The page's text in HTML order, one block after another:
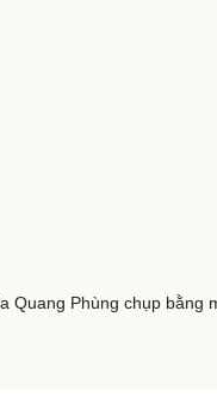
Quang Phùng chụp bằng